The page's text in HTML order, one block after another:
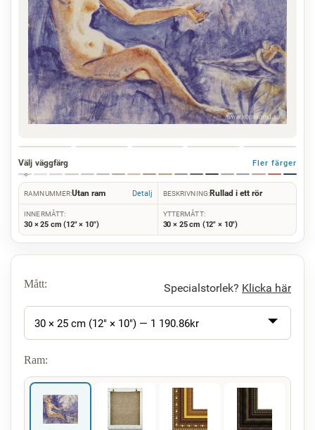
Välj väggfärg Fler färger
RAMNUMMER:Utan ram Detalj BESKRIVNING:Rullad i ett rör
INNERMÅTT:
30 × 25 cm (12" × 10")
YTTERMÅTT:
30 × 25 cm (12" × 10")
Mått: Specialstorlek? Klicka här
30 × 25 cm (12" × 10") — 1 190.86kr
Ram: